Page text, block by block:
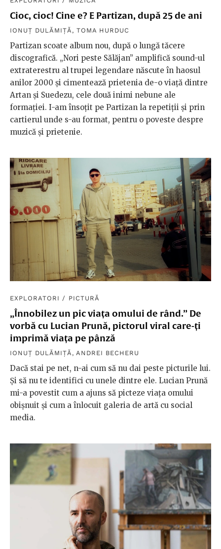
Cioc, cioc! Cine e? E Partizan, după 25 de ani
IONUȚ DULĂMIȚĂ , TOMA HURDUC
Partizan scoate album nou, după o lungă tăcere
discografică. „Nori peste Sălăjan” amplifică sound-ul
extraterestru al trupei legendare născute în haosul
anilor 2000 și cimentează prietenia de-o viață dintre
Artan și Suedezu, cele două inimi nebune ale
formației. I-am însoțit pe Partizan la repetiții și prin
cartierul unde s-au format, pentru o poveste despre
muzică și prietenie.
EXPLORATORI / PICTURĂ
„Înnobilez un pic viața omului de rând.” De
vorbă cu Lucian Prună, pictorul viral care-ți
imprimă viața pe pânză
IONUȚ DULĂMIȚĂ , ANDREI BECHERU
Dacă stai pe net, n-ai cum să nu dai peste picturile lui.
Și să nu te identifici cu unele dintre ele. Lucian Prună
mi-a povestit cum a ajuns să picteze viața omului
obișnuit și cum a înlocuit galeria de artă cu social
media.